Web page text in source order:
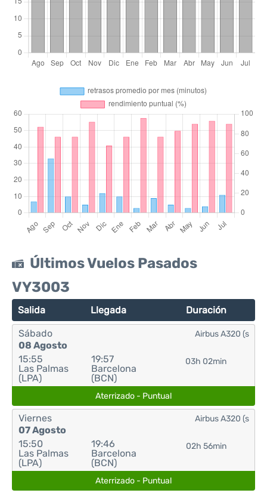
Últimos Vuelos Pasados
VY3003
Salida Llegada Duración
Sábado
08 Agosto
15:55
Las Palmas
(LPA)
19:57
Barcelona
(BCN)
03h 02min
Airbus A320 (s
Aterrizado - Puntual
Viernes
07 Agosto
15:50
Las Palmas
(LPA)
19:46
Barcelona
(BCN)
02h 56min
Airbus A320 (s
Aterrizado - Puntual